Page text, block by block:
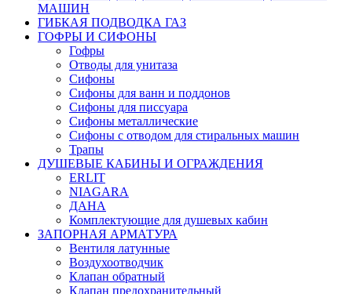
МАШИН
ГИБКАЯ ПОДВОДКА ГАЗ
ГОФРЫ И СИФОНЫ
Гофры
Отводы для унитаза
Сифоны
Сифоны для ванн и поддонов
Сифоны для писсуара
Сифоны металлические
Сифоны с отводом для стиральных машин
Трапы
ДУШЕВЫЕ КАБИНЫ И ОГРАЖДЕНИЯ
ERLIT
NIAGARA
ДАНА
Комплектующие для душевых кабин
ЗАПОРНАЯ АРМАТУРА
Вентиля латунные
Воздухоотводчик
Клапан обратный
Клапан предохранительный